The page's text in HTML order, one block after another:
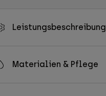
Leistungsbeschreibung
Materialien & Pflege